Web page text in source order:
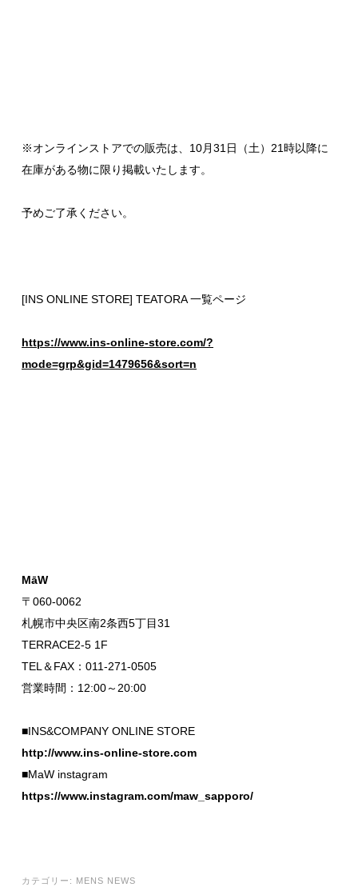
※オンラインストアでの販売は、10月31日（土）21時以降に
在庫がある物に限り掲載いたします。
予めご了承ください。
[INS ONLINE STORE] TEATORA 一覧ページ
https://www.ins-online-store.com/?
mode=grp&gid=1479656&sort=n
MāW
〒060-0062
札幌市中央区南2条西5丁目31
TERRACE2-5 1F
TEL＆FAX：011-271-0505
営業時間：12:00～20:00
■INS&COMPANY ONLINE STORE
http://www.ins-online-store.com
■MaW instagram
https://www.instagram.com/maw_sapporo/
カテゴリー: MENS NEWS